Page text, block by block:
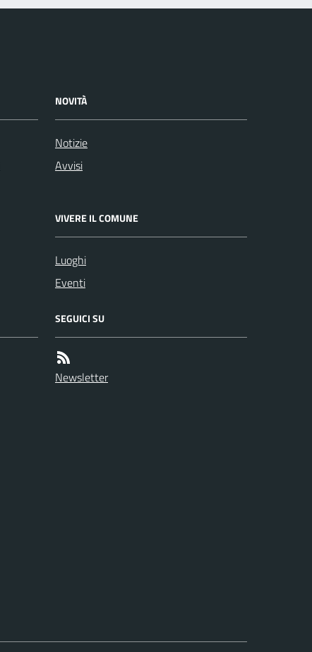
NOVITÀ
Notizie
Avvisi
VIVERE IL COMUNE
Luoghi
Eventi
SEGUICI SU
Newsletter